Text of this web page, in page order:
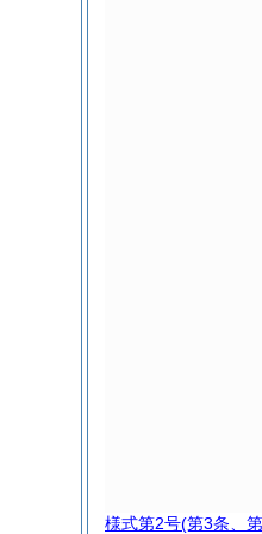
様式第2号(第3条、